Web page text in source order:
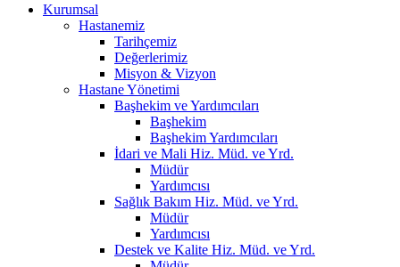
Kurumsal
Hastanemiz
Tarihçemiz
Değerlerimiz
Misyon & Vizyon
Hastane Yönetimi
Başhekim ve Yardımcıları
Başhekim
Başhekim Yardımcıları
İdari ve Mali Hiz. Müd. ve Yrd.
Müdür
Yardımcısı
Sağlık Bakım Hiz. Müd. ve Yrd.
Müdür
Yardımcısı
Destek ve Kalite Hiz. Müd. ve Yrd.